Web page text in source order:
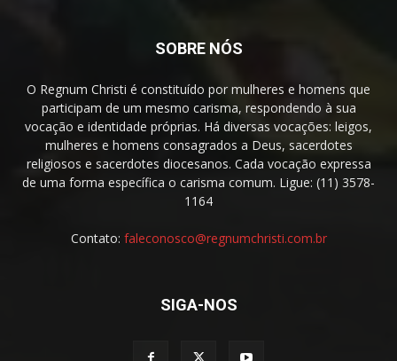
SOBRE NÓS
O Regnum Christi é constituído por mulheres e homens que
participam de um mesmo carisma, respondendo à sua
vocação e identidade próprias. Há diversas vocações: leigos,
mulheres e homens consagrados a Deus, sacerdotes
religiosos e sacerdotes diocesanos. Cada vocação expressa
de uma forma específica o carisma comum. Ligue: (11) 3578-
1164
Contato: faleconosco@regnumchristi.com.br
SIGA-NOS